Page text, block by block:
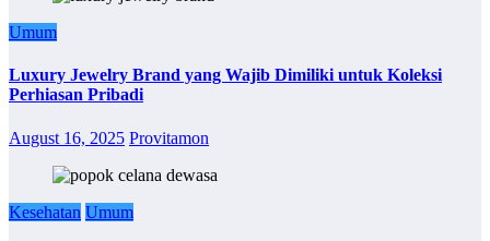
Umum
Luxury Jewelry Brand yang Wajib Dimiliki untuk Koleksi
Perhiasan Pribadi
August 16, 2025 Provitamon
Kesehatan Umum